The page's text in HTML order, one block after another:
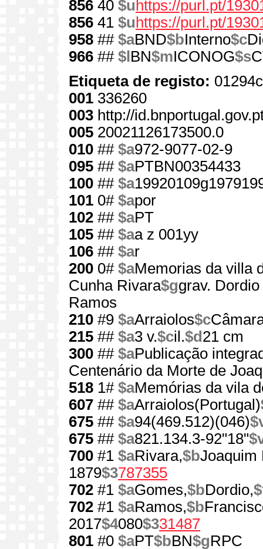
856 40 $u https://purl.pt/
856 41 $u https://purl.pt/
958 ## $aBND$bInterno$c
966 ## $l BN$mICONOG$s
Etiqueta de registo:
001 336260
003 http://
005 20021126173500.0
010 ## $a972-9077-02-9
095 ## $aPTBN00354433
100 ## $a
101 0# $apor
102 ## $aPT
105 ## $aa z 001yy
106 ## $ar
200 0# $aMemorias da villa
Cunha Rivara$ggrav.
Ramos
210 #9 $aArraiolos$c
215 ## $a3 v.$cil.$d 21 cm
300 ## $aPublicação
Centenário da Morte de
518 1# $aMemórias da vila
607 ## $aArraiolos(Portugal)
675 ## $a94(469.512)(046)
675 ## $a821.134.3-92"18"
700 #1 $aRivara,$bJoaquim
1879$3787355
702 #1 $aGomes,$bDordio,
702 #1 $aRamos,$b
2017$4080$331487
801 #0 $aPT$bBN$gRPC